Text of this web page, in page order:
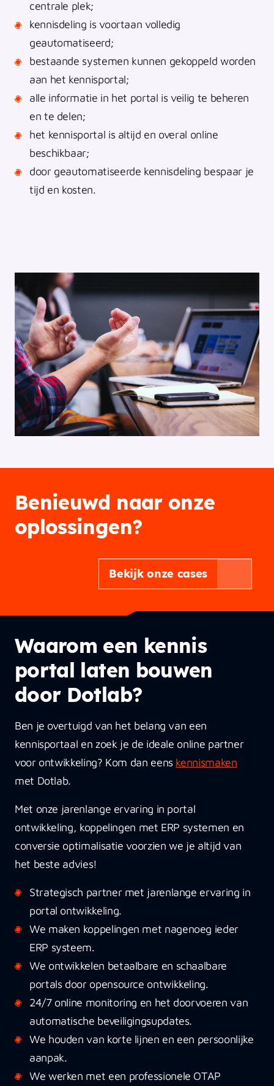
centrale plek;
kennisdeling is voortaan volledig
geautomatiseerd;
bestaande systemen kunnen gekoppeld worden
aan het kennisportal;
alle informatie in het portal is veilig te beheren
en te delen;
het kennisportal is altijd en overal online
beschikbaar;
door geautomatiseerde kennisdeling bespaar je
tijd en kosten.
Benieuwd naar onze
oplossingen?
Bekijk onze cases
Waarom een kennis
portal laten bouwen
door Dotlab?
Ben je overtuigd van het belang van een
kennisportaal en zoek je de ideale online partner
voor ontwikkeling? Kom dan eens kennismaken
met Dotlab.
Met onze jarenlange ervaring in portal
ontwikkeling, koppelingen met ERP systemen en
conversie optimalisatie voorzien we je altijd van
het beste advies!
Strategisch partner met jarenlange ervaring in
portal ontwikkeling.
We maken koppelingen met nagenoeg ieder
ERP systeem.
We ontwikkelen betaalbare en schaalbare
portals door opensource ontwikkeling.
24/7 online monitoring en het doorvoeren van
automatische beveiligingsupdates.
We houden van korte lijnen en een persoonlijke
aanpak.
We werken met een professionele OTAP